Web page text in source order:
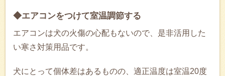
◆エアコンをつけて室温調節する
エアコンは犬の火傷の心配もないので、是非活用した
い寒さ対策用品です。
犬にとって個体差はあるものの、適正温度は室温20度